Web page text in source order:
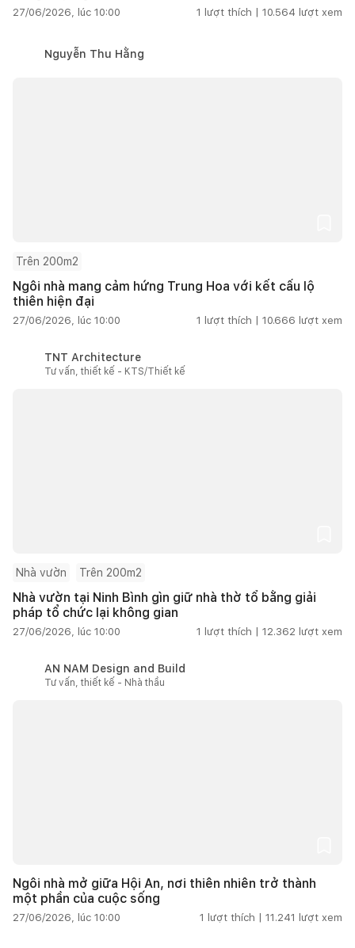
27/06/2026, lúc 10:00 1 lượt thích | 10.564 lượt xem
Nguyễn Thu Hằng
Trên 200m2
Ngôi nhà mang cảm hứng Trung Hoa với kết cấu lộ
thiên hiện đại
27/06/2026, lúc 10:00 1 lượt thích | 10.666 lượt xem
TNT Architecture
Tư vấn, thiết kế - KTS/Thiết kế
Nhà vườn Trên 200m2
Nhà vườn tại Ninh Bình gìn giữ nhà thờ tổ bằng giải
pháp tổ chức lại không gian
27/06/2026, lúc 10:00 1 lượt thích | 12.362 lượt xem
AN NAM Design and Build
Tư vấn, thiết kế - Nhà thầu
Ngôi nhà mở giữa Hội An, nơi thiên nhiên trở thành
một phần của cuộc sống
27/06/2026, lúc 10:00 1 lượt thích | 11.241 lượt xem